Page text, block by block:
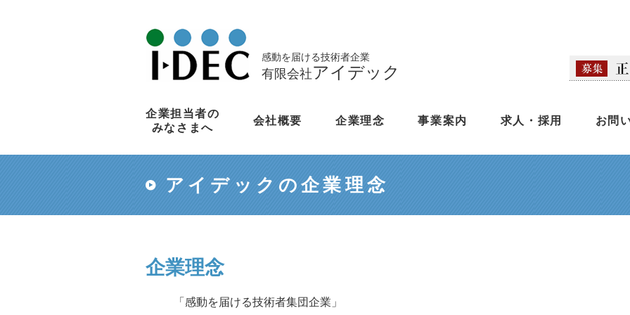
感動を届ける技術者企業
有限会社アイデック
企業担当者の
みなさまへ
会社概要 企業理念 事業案内 求人・採用 お問
アイデックの企業理念
企業理念
「感動を届ける技術者集団企業」